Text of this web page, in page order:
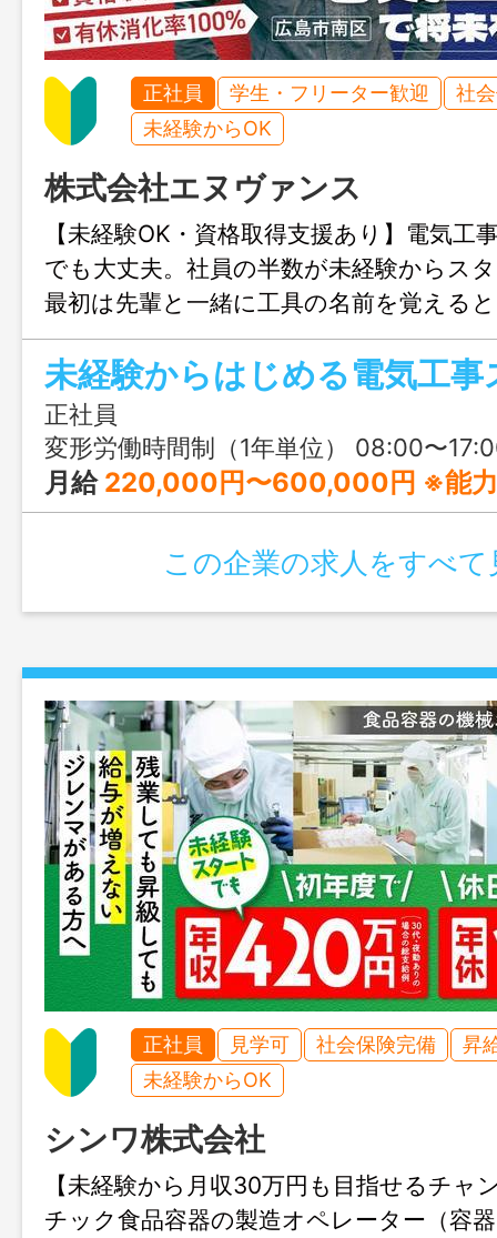
正社員 学生・フリーター歓迎
社
未経験からOK
株式会社エヌヴァンス
【未経験OK・資格取得支援あり】電気工
でも大丈夫。社員の半数が未経験からス
最初は先輩と一緒に工具の名前を覚える
れます。資格取得の費用は会社が全額負
の資格手当もプラスされるので、頑張る
します。「手に職をつけたい」——その
ば、ぜひご応募ください。
未経験からはじめる電気工事
正社員
変形労働時間制（1年単位） 08:00〜
月給 220,000円〜600,000円 ※能力に応じた基本給ですが、経験豊富な方、特別能力
この企業の求人をすべて
正社員 見学可 社会保険完備
昇
未経験からOK
シンワ株式会社
【未経験から月収30万円も目指せるチャ
チック食品容器の製造オペレーター（容